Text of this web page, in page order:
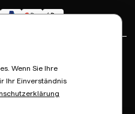
Loewe
2026
Wenn Sie Ihre
Ihr Einverständnis